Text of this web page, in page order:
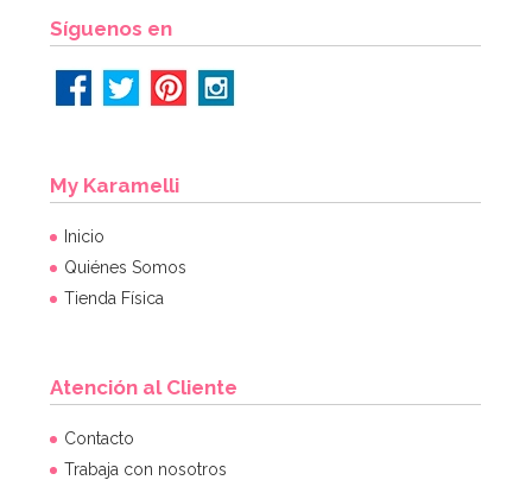
Síguenos en
My Karamelli
Inicio
Quiénes Somos
Tienda Física
Atención al Cliente
Contacto
Trabaja con nosotros